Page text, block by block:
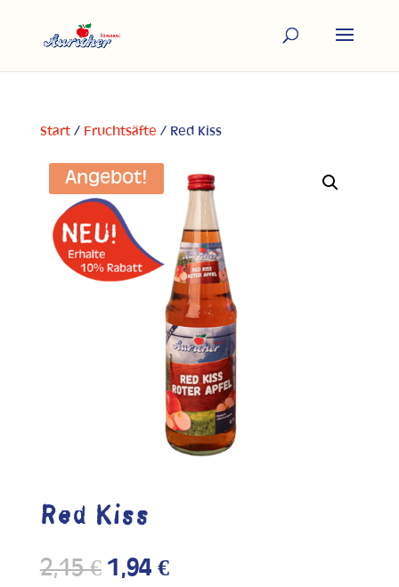
Start/ Fruchtsäfte / Red Kiss
Angebot!
Red Kiss
2,15€ Ursprünglicher
1,94 €Aktueller